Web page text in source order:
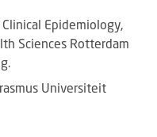
Epidemiology,
Sciences Rotterdam
Universiteit